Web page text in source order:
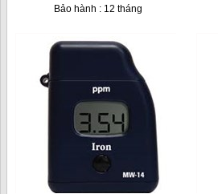
Bảo hành : 12 tháng